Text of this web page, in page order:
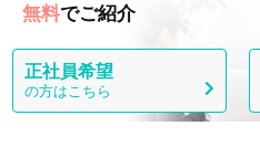
無料でご紹介
正社員希望
の方はこちら